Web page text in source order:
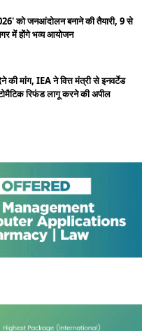
को जनआंदोलन बनाने की तैयारी, 9 से
में होंगे भव्य आयोजन
की मांग, IEA ने वित्त मंत्री से इनवर्टेड
रिफंड लागू करने की अपील